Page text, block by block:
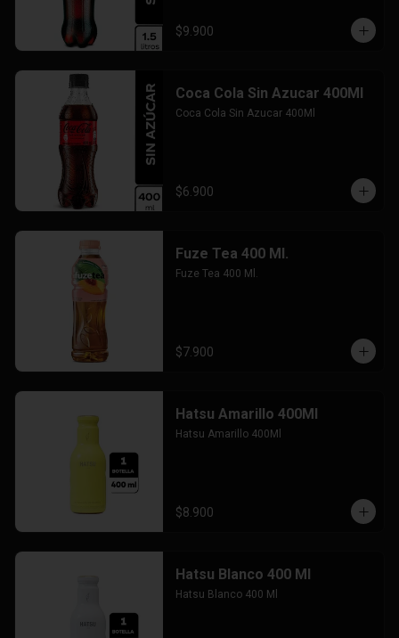
$9.900
Coca Cola Sin Azucar 400Ml
Coca Cola Sin Azucar 400Ml
$6.900
Fuze Tea 400 Ml.
Fuze Tea 400 Ml.
$7.900
Hatsu Amarillo 400Ml
Hatsu Amarillo 400Ml
$8.900
Hatsu Blanco 400 Ml
Hatsu Blanco 400 Ml